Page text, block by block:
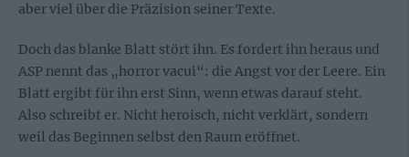
aber viel über die Präzision seiner Texte.
Doch das blanke Blatt stört ihn. Es fordert ihn heraus und
ASP nennt das „horror vacui“: die Angst vor der Leere. Ein
Blatt ergibt für ihn erst Sinn, wenn etwas darauf steht.
Also schreibt er. Nicht heroisch, nicht verklärt, sondern
weil das Beginnen selbst den Raum eröffnet.